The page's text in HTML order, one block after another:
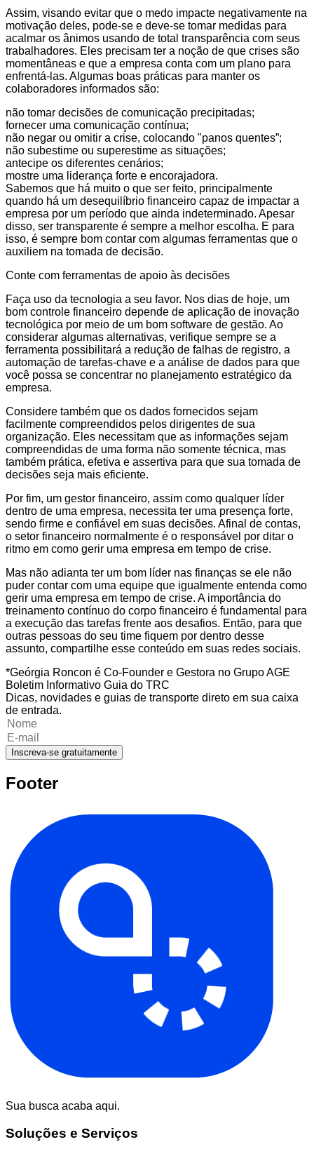
Assim, visando evitar que o medo impacte negativamente na
motivação deles, pode-se e deve-se tomar medidas para
acalmar os ânimos usando de total transparência com seus
trabalhadores. Eles precisam ter a noção de que crises são
momentâneas e que a empresa conta com um plano para
enfrentá-las. Algumas boas práticas para manter os
colaboradores informados são:
não tomar decisões de comunicação precipitadas;
fornecer uma comunicação contínua;
não negar ou omitir a crise, colocando "panos quentes”;
não subestime ou superestime as situações;
antecipe os diferentes cenários;
mostre uma liderança forte e encorajadora.
Sabemos que há muito o que ser feito, principalmente
quando há um desequilíbrio financeiro capaz de impactar a
empresa por um período que ainda indeterminado. Apesar
disso, ser transparente é sempre a melhor escolha. E para
isso, é sempre bom contar com algumas ferramentas que o
auxiliem na tomada de decisão.
Conte com ferramentas de apoio às decisões
Faça uso da tecnologia a seu favor. Nos dias de hoje, um
bom controle financeiro depende de aplicação de inovação
tecnológica por meio de um bom software de gestão. Ao
considerar algumas alternativas, verifique sempre se a
ferramenta possibilitará a redução de falhas de registro, a
automação de tarefas-chave e a análise de dados para que
você possa se concentrar no planejamento estratégico da
empresa.
Considere também que os dados fornecidos sejam
facilmente compreendidos pelos dirigentes de sua
organização. Eles necessitam que as informações sejam
compreendidas de uma forma não somente técnica, mas
também prática, efetiva e assertiva para que sua tomada de
decisões seja mais eficiente.
Por fim, um gestor financeiro, assim como qualquer líder
dentro de uma empresa, necessita ter uma presença forte,
sendo firme e confiável em suas decisões. Afinal de contas,
o setor financeiro normalmente é o responsável por ditar o
ritmo em como gerir uma empresa em tempo de crise.
Mas não adianta ter um bom líder nas finanças se ele não
puder contar com uma equipe que igualmente entenda como
gerir uma empresa em tempo de crise. A importância do
treinamento contínuo do corpo financeiro é fundamental para
a execução das tarefas frente aos desafios. Então, para que
outras pessoas do seu time fiquem por dentro desse
assunto, compartilhe esse conteúdo em suas redes sociais.
*Geórgia Roncon é Co-Founder e Gestora no Grupo AGE
Boletim Informativo Guia do TRC
Dicas, novidades e guias de transporte direto em sua caixa
de entrada.
Inscreva-se gratuitamente
Footer
Sua busca acaba aqui.
Soluções e Serviços